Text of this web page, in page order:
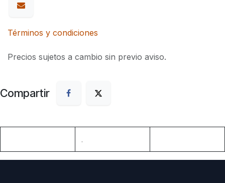
Términos y condiciones
Precios sujetos a cambio sin previo aviso.
Compartir
.